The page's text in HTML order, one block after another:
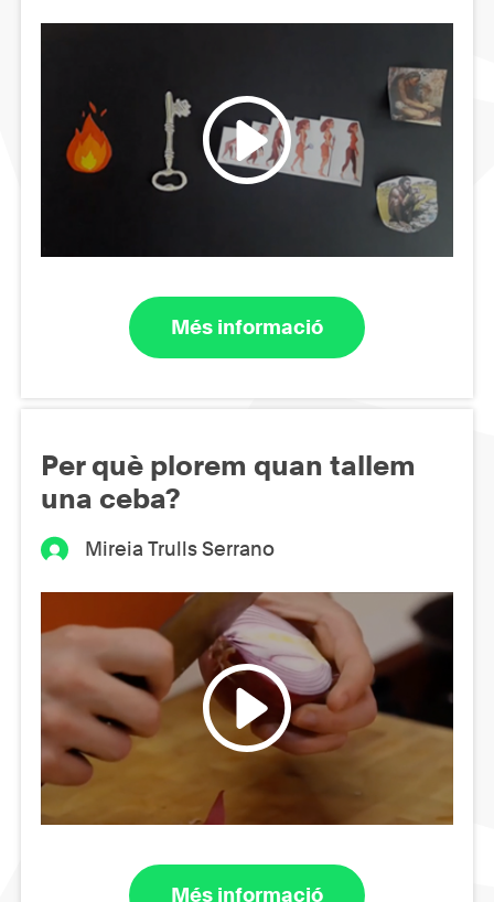
Més informació
Per què plorem quan tallem
una ceba?
Mireia Trulls Serrano
Més informació